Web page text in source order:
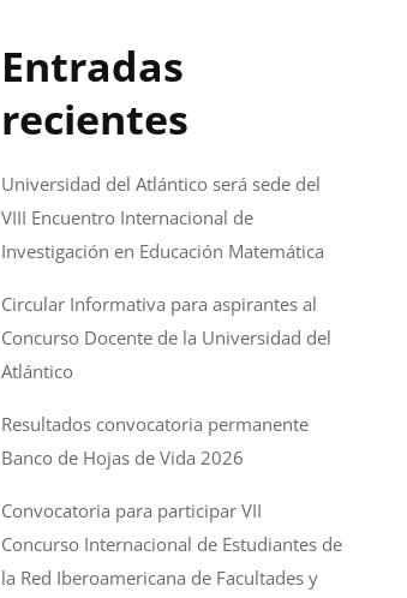
Entradas
recientes
Universidad del Atlántico será sede del
VIII Encuentro Internacional de
Investigación en Educación Matemática
Circular Informativa para aspirantes al
Concurso Docente de la Universidad del
Atlántico
Resultados convocatoria permanente
Banco de Hojas de Vida 2026
Convocatoria para participar VII
Concurso Internacional de Estudiantes de
la Red Iberoamericana de Facultades y